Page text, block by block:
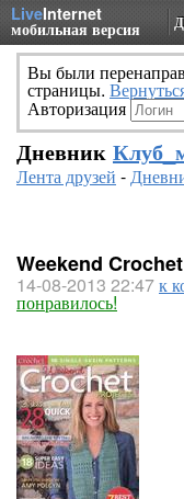
LiveInternet
мобильная версия
Вы были
страницы.
Авторизация
Дневник
Лента друзей -
Weekend
14-08-2013 22:47к
понравилось!